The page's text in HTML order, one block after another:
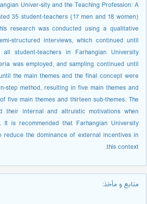
Univer-sity and the Teaching Profession: A
35 student-teachers (17 men and 18 women)
research was conducted using a qualitative
structured interviews, which continued until
student-teachers in Farhangian University
was employed, and sampling continued until
the main themes and the final concept were
step method, resulting in five main themes and
five main themes and thirteen sub-themes. The
their internal and altruistic motivations when
is recommended that Farhangian University
the dominance of external incentives in
this context.
منابع و مأخذ: